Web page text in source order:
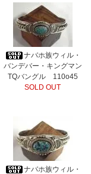
ナバホ族ウィル・
バンデバー・キングマン
TQバングル 110o45
SOLD OUT
ナバホ族ウィル・